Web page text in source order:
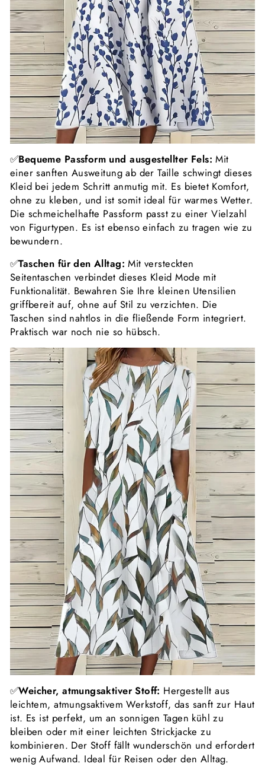
✅Bequeme Passform und ausgestellter Fels: Mit
einer sanften Ausweitung ab der Taille schwingt dieses
Kleid bei jedem Schritt anmutig mit. Es bietet Komfort,
ohne zu kleben, und ist somit ideal für warmes Wetter.
Die schmeichelhafte Passform passt zu einer Vielzahl
von Figurtypen. Es ist ebenso einfach zu tragen wie zu
bewundern.
✅Taschen für den Alltag: Mit versteckten
Seitentaschen verbindet dieses Kleid Mode mit
Funktionalität. Bewahren Sie Ihre kleinen Utensilien
griffbereit auf, ohne auf Stil zu verzichten. Die
Taschen sind nahtlos in die fließende Form integriert.
Praktisch war noch nie so hübsch.
✅Weicher, atmungsaktiver Stoff: Hergestellt aus
leichtem, atmungsaktivem Werkstoff, das sanft zur Haut
ist. Es ist perfekt, um an sonnigen Tagen kühl zu
bleiben oder mit einer leichten Strickjacke zu
kombinieren. Der Stoff fällt wunderschön und erfordert
wenig Aufwand. Ideal für Reisen oder den Alltag.